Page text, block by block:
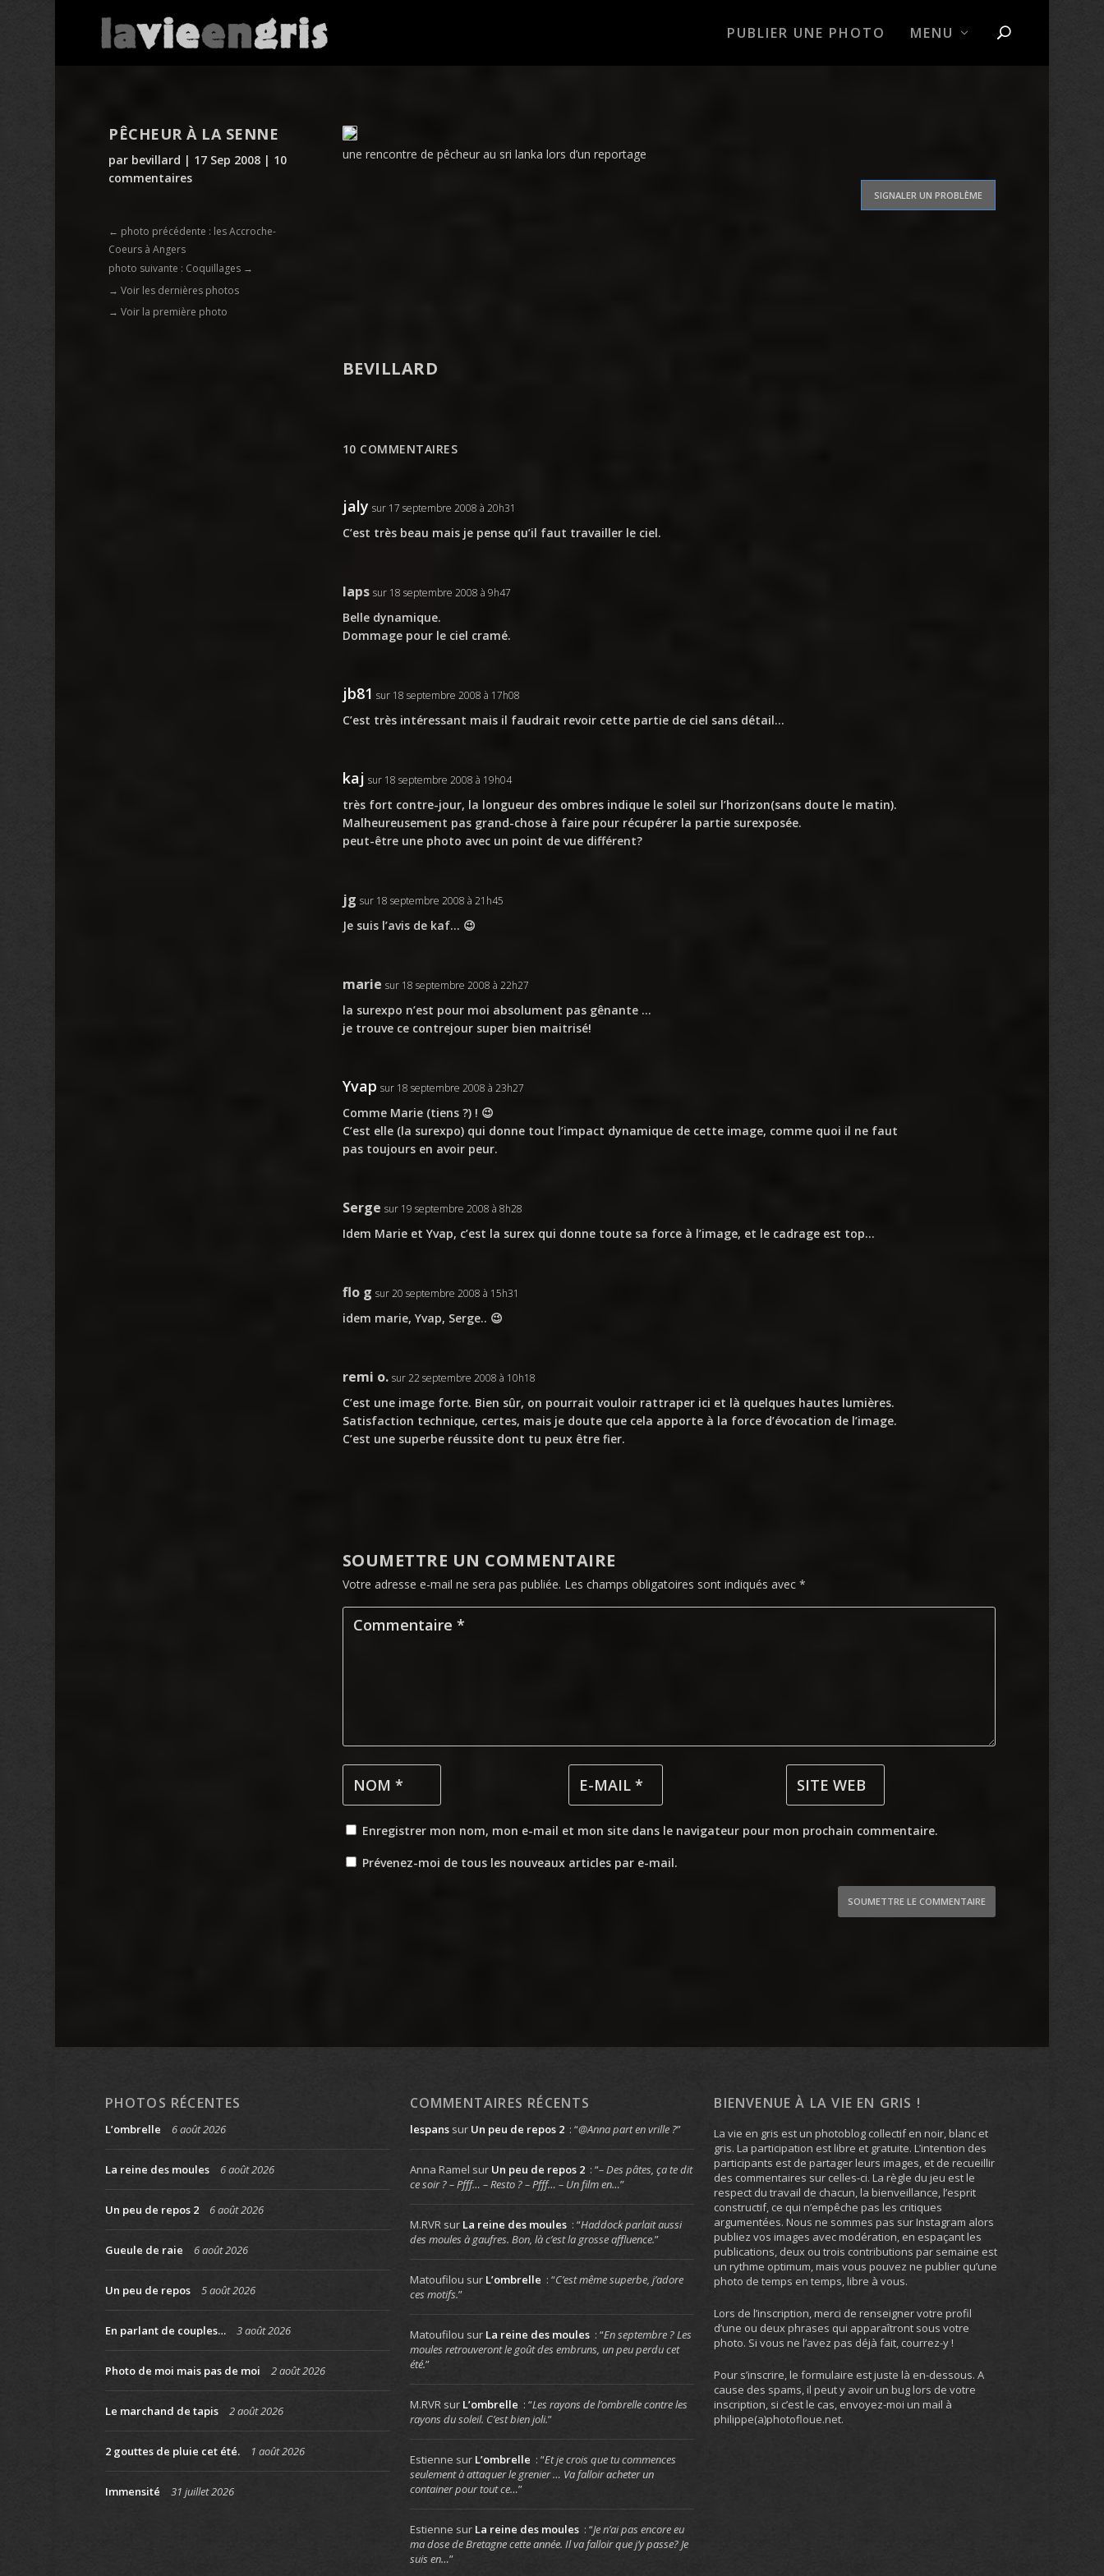
PUBLIER UNE PHOTO MENU
PÊCHEUR À LA SENNE
par bevillard | 17 Sep 2008 | 10
commentaires
← photo précédente : les Accroche-
Coeurs à Angers
photo suivante : Coquillages →
→ Voir les dernières photos
→ Voir la première photo
une rencontre de pêcheur au sri lanka lors d’un reportage
SIGNALER UN PROBLÈME
BEVILLARD
10 COMMENTAIRES
jaly sur 17 septembre 2008 à 20h31
C’est très beau mais je pense qu’il faut travailler le ciel.
laps sur 18 septembre 2008 à 9h47
Belle dynamique.
Dommage pour le ciel cramé.
jb81 sur 18 septembre 2008 à 17h08
C’est très intéressant mais il faudrait revoir cette partie de ciel sans détail…
kaj sur 18 septembre 2008 à 19h04
très fort contre-jour, la longueur des ombres indique le soleil sur l’horizon(sans doute le matin).
Malheureusement pas grand-chose à faire pour récupérer la partie surexposée.
peut-être une photo avec un point de vue différent?
jg sur 18 septembre 2008 à 21h45
Je suis l’avis de kaf… 😉
marie sur 18 septembre 2008 à 22h27
la surexpo n’est pour moi absolument pas gênante …
je trouve ce contrejour super bien maitrisé!
Yvap sur 18 septembre 2008 à 23h27
Comme Marie (tiens ?) ! 😉
C’est elle (la surexpo) qui donne tout l’impact dynamique de cette image, comme quoi il ne faut
pas toujours en avoir peur.
Serge sur 19 septembre 2008 à 8h28
Idem Marie et Yvap, c’est la surex qui donne toute sa force à l’image, et le cadrage est top…
flo g sur 20 septembre 2008 à 15h31
idem marie, Yvap, Serge.. 😉
remi o. sur 22 septembre 2008 à 10h18
C’est une image forte. Bien sûr, on pourrait vouloir rattraper ici et là quelques hautes lumières.
Satisfaction technique, certes, mais je doute que cela apporte à la force d’évocation de l’image.
C’est une superbe réussite dont tu peux être fier.
SOUMETTRE UN COMMENTAIRE
Votre adresse e-mail ne sera pas publiée. Les champs obligatoires sont indiqués avec *
Enregistrer mon nom, mon e-mail et mon site dans le navigateur pour mon prochain commentaire.
Prévenez-moi de tous les nouveaux articles par e-mail.
SOUMETTRE LE COMMENTAIRE
PHOTOS RÉCENTES
L’ombrelle 6 août 2026
La reine des moules 6 août 2026
Un peu de repos 2 6 août 2026
Gueule de raie 6 août 2026
Un peu de repos 5 août 2026
En parlant de couples… 3 août 2026
Photo de moi mais pas de moi 2 août 2026
Le marchand de tapis 2 août 2026
2 gouttes de pluie cet été. 1 août 2026
Immensité 31 juillet 2026
COMMENTAIRES RÉCENTS
lespanssur Un peu de repos 2 : “@Anna part en vrille ?”
Anna Ramel sur Un peu de repos 2 : “– Des pâtes, ça te dit
ce soir ? – Pfff… – Resto ? – Pfff… – Un film en…”
M.RVRsur La reine des moules : “Haddock parlait aussi
des moules à gaufres. Bon, là c’est la grosse affluence.”
Matoufilou sur L’ombrelle : “C’est même superbe, j’adore
ces motifs.”
Matoufilou sur La reine des moules : “En septembre ? Les
moules retrouveront le goût des embruns, un peu perdu cet
été.”
M.RVRsur L’ombrelle : “Les rayons de l’ombrelle contre les
rayons du soleil. C’est bien joli.”
Estienne sur L’ombrelle : “Et je crois que tu commences
seulement à attaquer le grenier … Va falloir acheter un
container pour tout ce…”
Estienne sur La reine des moules : “Je n’ai pas encore eu
ma dose de Bretagne cette année. Il va falloir que j’y passe? Je
suis en…”
BIENVENUE À LA VIE EN GRIS !
La vie en gris est un photoblog collectif en noir, blanc et
gris. La participation est libre et gratuite. L’intention des
participants est de partager leurs images, et de recueillir
des commentaires sur celles-ci. La règle du jeu est le
respect du travail de chacun, la bienveillance, l’esprit
constructif, ce qui n’empêche pas les critiques
argumentées. Nous ne sommes pas sur Instagram alors
publiez vos images avec modération, en espaçant les
publications, deux ou trois contributions par semaine est
un rythme optimum, mais vous pouvez ne publier qu’une
photo de temps en temps, libre à vous.
Lors de l’inscription, merci de renseigner votre profil
d’une ou deux phrases qui apparaîtront sous votre
photo. Si vous ne l’avez pas déjà fait, courrez-y !
Pour s’inscrire, le formulaire est juste là en-dessous. A
cause des spams, il peut y avoir un bug lors de votre
inscription, si c’est le cas, envoyez-moi un mail à
philippe(a)photofloue.net.